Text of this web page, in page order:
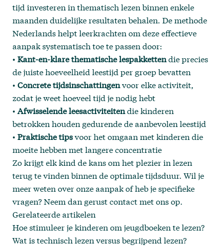
tijd investeren in thematisch lezen binnen enkele
maanden duidelijke resultaten behalen. De methode
Nederlands helpt leerkrachten om deze effectieve
aanpak systematisch toe te passen door:
• Kant-en-klare thematische lespakkettendie precies
de juiste hoeveelheid leestijd per groep bevatten
• Concrete tijdsinschattingenvoor elke activiteit,
zodat je weet hoeveel tijd je nodig hebt
• Afwisselende leesactiviteitendie kinderen
betrokken houden gedurende de aanbevolen leestijd
• Praktische tipsvoor het omgaan met kinderen die
moeite hebben met langere concentratie
Zo krijgt elk kind de kans om het plezier in lezen
terug te vinden binnen de optimale tijdsduur. Wil je
meer weten over onze aanpakof heb je specifieke
vragen? Neem dan gerustcontactmet ons op.
Gerelateerde artikelen
Hoe stimuleer je kinderen om jeugdboeken te lezen?
Wat is technisch lezen versus begrijpend lezen?